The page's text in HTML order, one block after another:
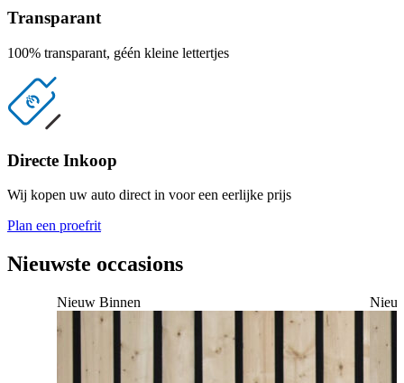
0315 244044
Transparant
100% transparant, géén kleine lettertjes
Directe Inkoop
Wij kopen uw auto direct in voor een eerlijke prijs
Plan een proefrit
Nieuwste occasions
Nieuw Binnen